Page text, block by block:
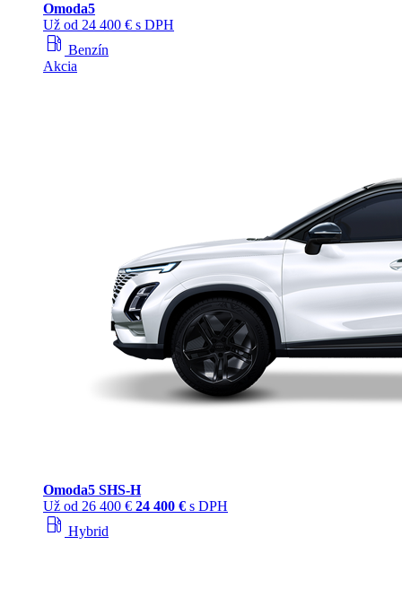
Omoda5
Už od 24 400 € s DPH
local_gas_station Benzín
Akcia
Omoda5 SHS‑H
Už od 26 400 € 24 400 € s DPH
local_gas_station Hybrid